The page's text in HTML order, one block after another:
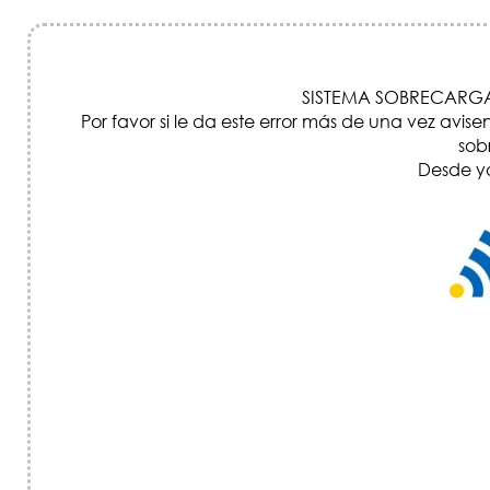
SISTEMA
Por favor si le da este error más de una vez
Desde